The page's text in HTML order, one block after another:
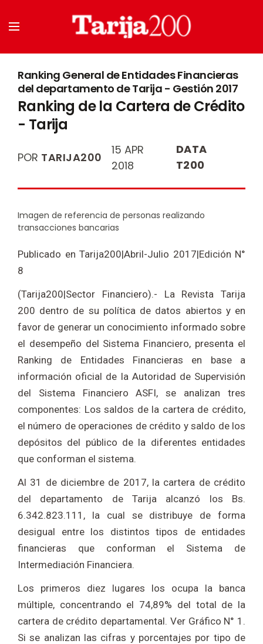
Ranking General de Entidades Financieras
del departamento de Tarija - Gestión 2017
Ranking de la Cartera de Crédito
- Tarija
POR TARIJA200
15 APR
2018
DATA
T200
Imagen de referencia de personas realizando
transacciones bancarias
Publicado en Tarija200|Abril-Julio 2017|Edición N°
8
(Tarija200|Sector Financiero).- La Revista Tarija
200 dentro de su política de datos abiertos y en
favor de generar un conocimiento informado sobre
el desempeño del Sistema Financiero, presenta el
Ranking de Entidades Financieras en base a
información oficial de la Autoridad de Supervisión
del Sistema Financiero ASFI, se analizan tres
componentes: Los saldos de la cartera de crédito,
el número de operaciones de crédito y saldo de los
depósitos del público de la diferentes entidades
que conforman el sistema.
Al 31 de diciembre de 2017, la cartera de crédito
del departamento de Tarija alcanzó los Bs.
6.342.823.111, la cual se distribuye de forma
desigual entre los distintos tipos de entidades
financieras que conforman el Sistema de
Intermediación Financiera.
Los primeros diez lugares los ocupa la banca
múltiple, concentrando el 74,89% del total de la
cartera de crédito departamental. Ver Gráfico N° 1.
Si se analizan las cifras y porcentajes por tipo de